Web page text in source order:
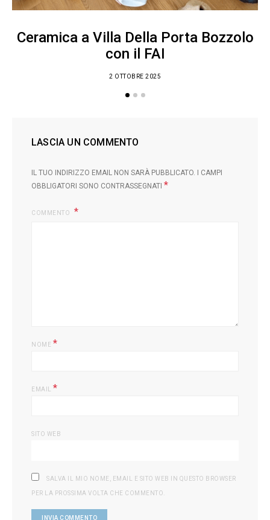
Ceramica a Villa Della Porta Bozzolo
con il FAI
2 OTTOBRE 2025
LASCIA UN COMMENTO
IL TUO INDIRIZZO EMAIL NON SARÀ PUBBLICATO.
I CAMPI
OBBLIGATORI SONO CONTRASSEGNATI *
COMMENTO
NOME *
EMAIL *
SITO WEB
SALVA IL MIO NOME, EMAIL E SITO WEB IN QUESTO BROWSER
PER LA PROSSIMA VOLTA CHE COMMENTO.